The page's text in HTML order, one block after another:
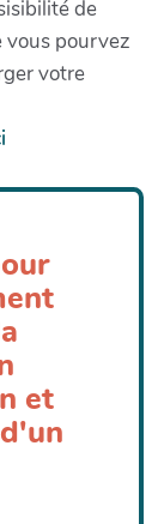
de
vous pourvez
votre
et